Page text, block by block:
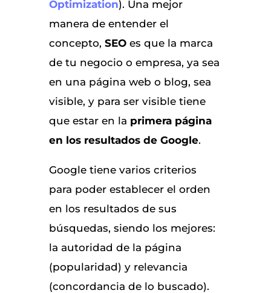
Optimization). Una mejor
manera de entender el
concepto, SEOes que la marca
de tu negocio o empresa, ya sea
en una página web o blog, sea
visible, y para ser visible tiene
que estar en la primera página
en los resultados de Google.
Google tiene varios criterios
para poder establecer el orden
en los resultados de sus
búsquedas, siendo los mejores:
la autoridad de la página
(popularidad) y relevancia
(concordancia de lo buscado).